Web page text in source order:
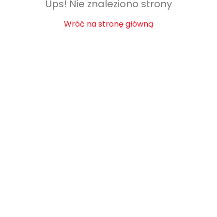
Ups! Nie znaleziono strony
Wróć na stronę główną